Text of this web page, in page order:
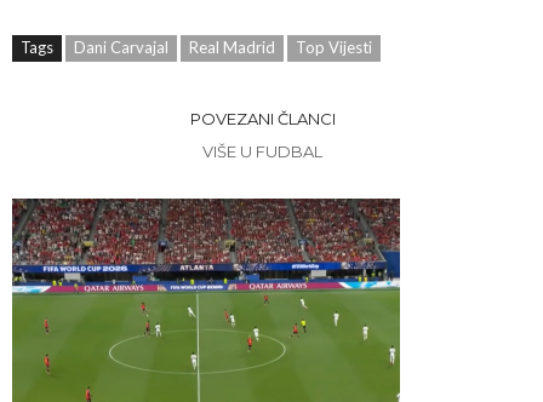
Tags Dani Carvajal Real Madrid Top Vijesti
POVEZANI ČLANCI
VIŠE U FUDBAL